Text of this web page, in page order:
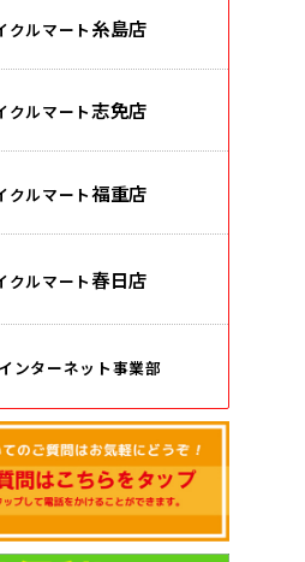
クルマート 糸島店
クルマート志免店
クルマート福重店
クルマート春日店
インターネット事業部